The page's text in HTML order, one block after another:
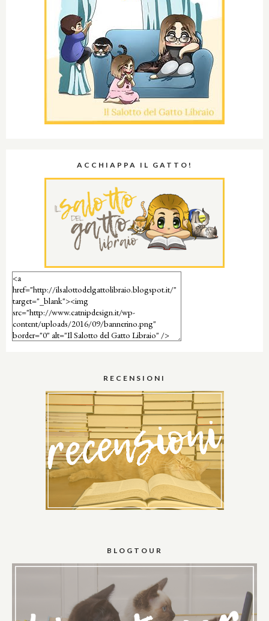
ACCHIAPPA IL GATTO!
RECENSIONI
BLOGTOUR